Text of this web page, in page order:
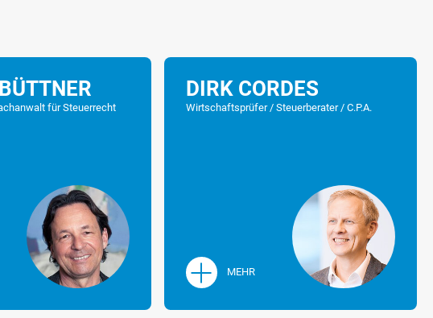
für Steuerrecht
DIRK CORDES
Wirtschaftsprüfer / Steuerberater / C.P.A.
MEHR